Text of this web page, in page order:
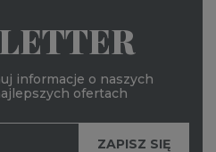
informacje o naszych
ofertach